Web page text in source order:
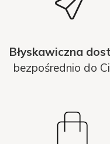
Błyskawiczna
bezpośrednio do